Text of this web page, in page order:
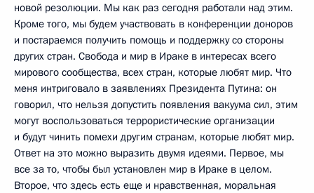
новой резолюции. Мы как раз сегодня работали над этим.
Кроме того, мы будем участвовать в конференции доноров
и постараемся получить помощь и поддержку со стороны
других стран. Свобода и мир в Ираке в интересах всего
мирового сообщества, всех стран, которые любят мир. Что
меня интриговало в заявлениях Президента Путина: он
говорил, что нельзя допустить появления вакуума сил, этим
могут воспользоваться террористические организации
и будут чинить помехи другим странам, которые любят мир.
Ответ на это можно выразить двумя идеями. Первое, мы
все за то, чтобы был установлен мир в Ираке в целом.
Второе, что здесь есть еще и нравственная, моральная